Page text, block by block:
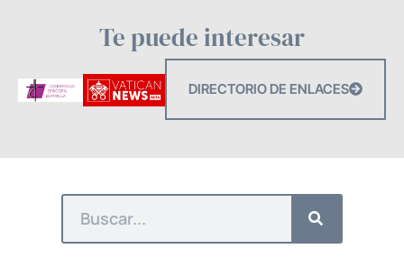
Te puede interesar
DIRECTORIO DE ENLACES